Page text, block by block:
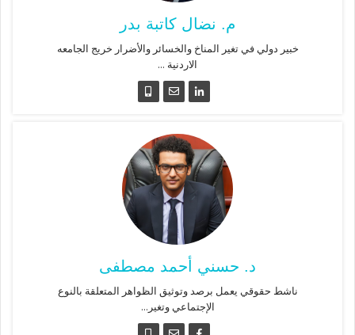
م. نضال كاتبة بدر
خبير دولي في تغير المناخ والخسائر والأضرار خريج الجامعه
الاردنية ...
د. حسني أحمد مصطفى
ناشط حقوقي يعمل برصد وتوثيق الظواهر المتعلقة بالنوع
الإجتماعي وتغير...